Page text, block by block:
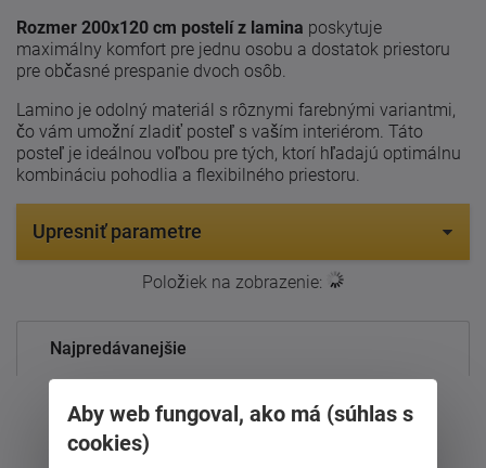
Rozmer 200x120 cm postelí z lamina poskytuje
maximálny komfort pre jednu osobu a dostatok priestoru
pre občasné prespanie dvoch osôb.
Lamino je odolný materiál s rôznymi farebnými variantmi,
čo vám umožní zladiť posteľ s vaším interiérom. Táto
posteľ je ideálnou voľbou pre tých, ktorí hľadajú optimálnu
kombináciu pohodlia a flexibilného priestoru.
Upresniť parametre
Položiek na zobrazenie: 17
Najpredávanejšie
Od najdrahšieho
Od najlacnejšieho
Aby web fungoval, ako má (súhlas s
cookies)